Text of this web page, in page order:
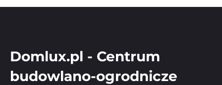
Domlux.pl - Centrum
budowlano-ogrodnicze